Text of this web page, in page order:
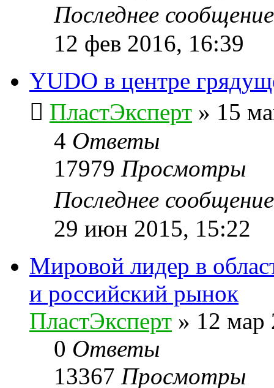
Последнее
12 фев 2016, 16:39
YUDO в центре
ПластЭксперт » 15
4 Ответы
17979 Просмотры
Последнее
29 июн 2015, 15:22
Мировой лидер в
и российский рынок
ПластЭксперт » 12 мар
0 Ответы
13367 Просмотры